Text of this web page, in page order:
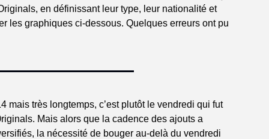
en définissant leur type, leur nationalité et
les graphiques ci-dessous. Quelques erreurs ont pu
mais très longtemps, c’est plutôt le vendredi qui fut
Mais alors que la cadence des ajouts a
la nécessité de bouger au-delà du vendredi